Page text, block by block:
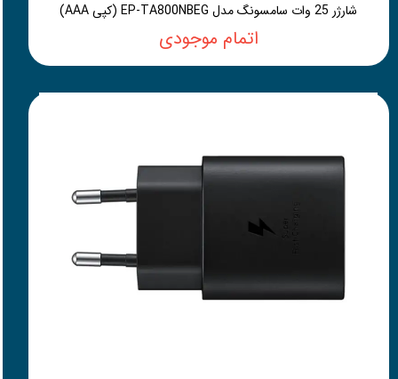
شارژر 25 وات سامسونگ مدل EP-TA800NBEG (کپی AAA)
اتمام موجودی